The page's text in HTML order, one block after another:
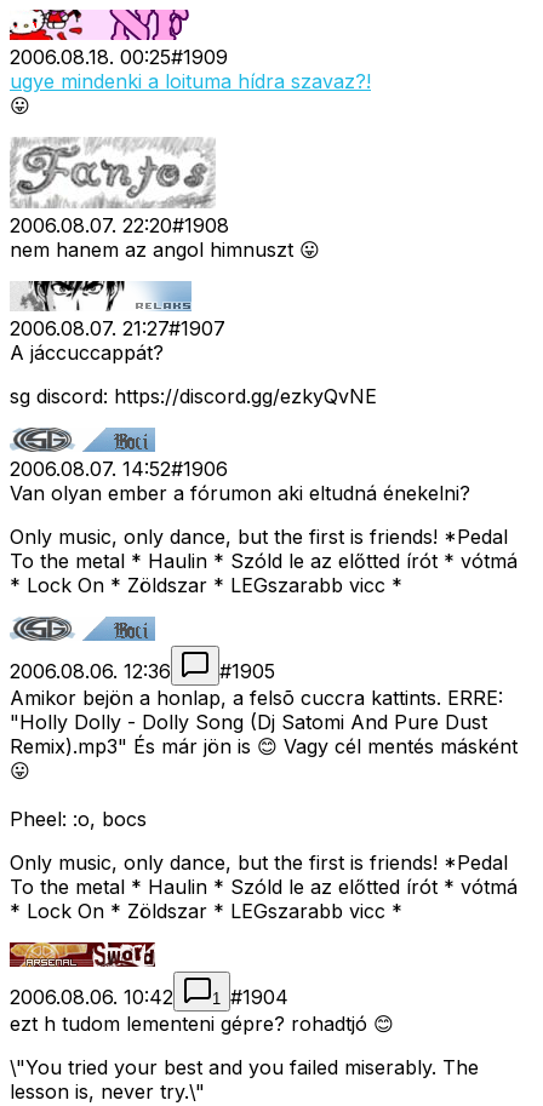
2006.08.18. 00:25#1909
ugye mindenki a loituma hídra szavaz?!
😛
2006.08.07. 22:20#1908
nem hanem az angol himnuszt 😛
2006.08.07. 21:27#1907
A jáccuccappát?
sg discord: https://discord.gg/ezkyQvNE
2006.08.07. 14:52#1906
Van olyan ember a fórumon aki eltudná énekelni?
Only music, only dance, but the first is friends! *Pedal
To the metal * Haulin * Szóld le az előtted írót * vótmá
* Lock On * Zöldszar * LEGszarabb vicc *
2006.08.06. 12:36 #1905
Amikor bejön a honlap, a felsõ cuccra kattints. ERRE:
"Holly Dolly - Dolly Song (Dj Satomi And Pure Dust
Remix).mp3" És már jön is 😊 Vagy cél mentés másként
😛
Pheel: :o, bocs
Only music, only dance, but the first is friends! *Pedal
To the metal * Haulin * Szóld le az előtted írót * vótmá
* Lock On * Zöldszar * LEGszarabb vicc *
2006.08.06. 10:42 1 #1904
ezt h tudom lementeni gépre? rohadtjó 😊
\"You tried your best and you failed miserably. The
lesson is, never try.\"